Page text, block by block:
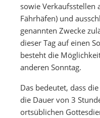
sowie Verkaufsstellen
Fährhäfen) und
genannten Zwecke
dieser Tag auf einen
besteht die
anderen Sonntag.
Das bedeutet, dass
die Dauer von 3
ortsüblichen